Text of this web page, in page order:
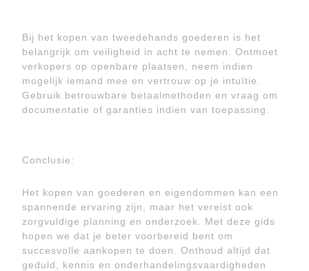
Bij het kopen van tweedehands goederen is het
belangrijk om veiligheid in acht te nemen. Ontmoet
verkopers op openbare plaatsen, neem indien
mogelijk iemand mee en vertrouw op je intuïtie.
Gebruik betrouwbare betaalmethoden en vraag om
documentatie of garanties indien van toepassing.
Conclusie:
Het kopen van goederen en eigendommen kan een
spannende ervaring zijn, maar het vereist ook
zorgvuldige planning en onderzoek. Met deze gids
hopen we dat je beter voorbereid bent om
succesvolle aankopen te doen. Onthoud altijd dat
geduld, kennis en onderhandelingsvaardigheden